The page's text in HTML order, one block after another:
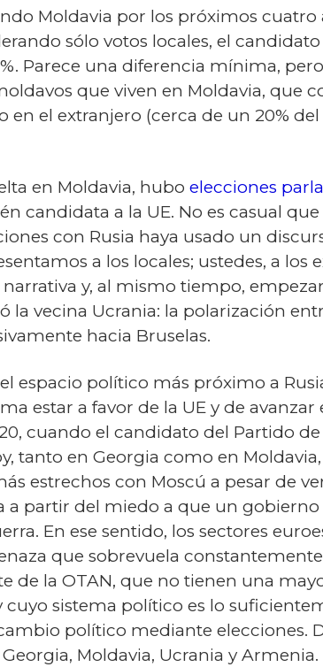
Moldavia por los próximos cuatro
sólo votos locales, el
Parece una diferencia mínima,
que viven en Moldavia, que
en el extranjero (cerca de un 20%
en Moldavia, hubo elecciones
candidata a la UE. No es casual
con Rusia haya usado un
a los locales; ustedes, a los
y, al mismo tiempo,
la vecina Ucrania: la polarización
hacia Bruselas.
espacio político más próximo a
estar a favor de la UE y de
cuando el candidato del Partido de
tanto en Georgia como en
estrechos con Moscú a pesar de
a partir del miedo a que un
En ese sentido, los sectores
que sobrevuela
de la OTAN, que no tienen una
sistema político es lo
político mediante elecciones.
Moldavia, Ucrania y